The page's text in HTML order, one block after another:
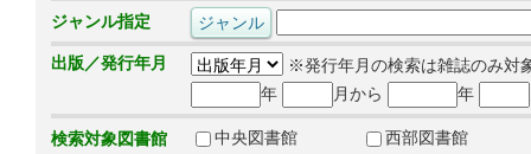
ジャンル指定
出版／発行年月
※発行年月の検索は雑誌のみ対
年
月から 年
検索対象図書館 中央図書館 西部図書館